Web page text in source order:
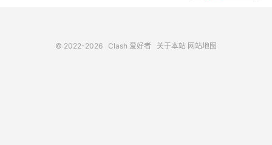
© 2022-2026 Clash 爱好者 关于本站 网站地图